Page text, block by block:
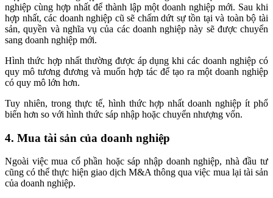
nghiệp cùng hợp nhất để thành lập một doanh nghiệp mới. Sau khi
hợp nhất, các doanh nghiệp cũ sẽ chấm dứt sự tồn tại và toàn bộ tài
sản, quyền và nghĩa vụ của các doanh nghiệp này sẽ được chuyển
sang doanh nghiệp mới.
Hình thức hợp nhất thường được áp dụng khi các doanh nghiệp có
quy mô tương đương và muốn hợp tác để tạo ra một doanh nghiệp
có quy mô lớn hơn.
Tuy nhiên, trong thực tế, hình thức hợp nhất doanh nghiệp ít phổ
biến hơn so với hình thức sáp nhập hoặc chuyển nhượng vốn.
4. Mua tài sản của doanh nghiệp
Ngoài việc mua cổ phần hoặc sáp nhập doanh nghiệp, nhà đầu tư
cũng có thể thực hiện giao dịch M&A thông qua việc mua lại tài sản
của doanh nghiệp.